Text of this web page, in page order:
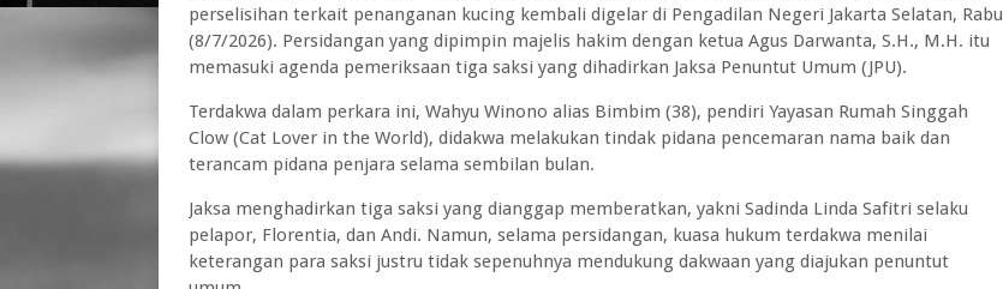
perselisihan terkait penanganan kucing kembali digelar di Pengadilan Negeri Jakarta Selatan, Rabu
(8/7/2026). Persidangan yang dipimpin majelis hakim dengan ketua Agus Darwanta, S.H., M.H. itu
memasuki agenda pemeriksaan tiga saksi yang dihadirkan Jaksa Penuntut Umum (JPU).
Terdakwa dalam perkara ini, Wahyu Winono alias Bimbim (38), pendiri Yayasan Rumah Singgah
Clow (Cat Lover in the World), didakwa melakukan tindak pidana pencemaran nama baik dan
terancam pidana penjara selama sembilan bulan.
Jaksa menghadirkan tiga saksi yang dianggap memberatkan, yakni Sadinda Linda Safitri selaku
pelapor, Florentia, dan Andi. Namun, selama persidangan, kuasa hukum terdakwa menilai
keterangan para saksi justru tidak sepenuhnya mendukung dakwaan yang diajukan penuntut